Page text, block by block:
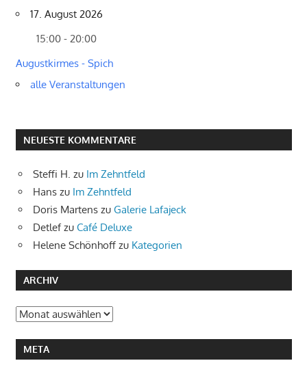
17. August 2026
15:00 - 20:00
Augustkirmes - Spich
alle Veranstaltungen
NEUESTE KOMMENTARE
Steffi H. zu Im Zehntfeld
Hans zu Im Zehntfeld
Doris Martens zu Galerie Lafajeck
Detlefzu Café Deluxe
Helene Schönhoff zu Kategorien
ARCHIV
Archiv
META